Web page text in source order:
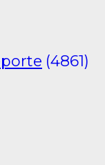
(4861)